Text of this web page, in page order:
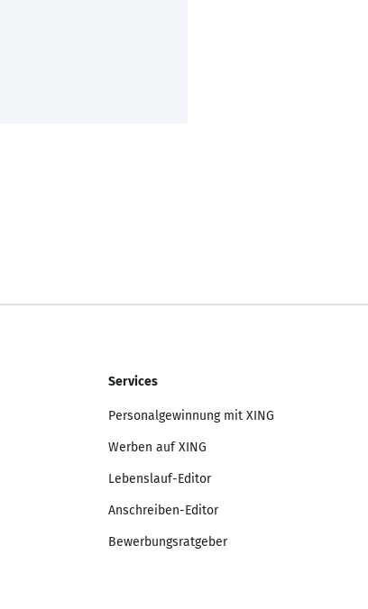
Services
Personalgewinnung mit XING
Werben auf XING
Lebenslauf-Editor
Anschreiben-Editor
Bewerbungsratgeber